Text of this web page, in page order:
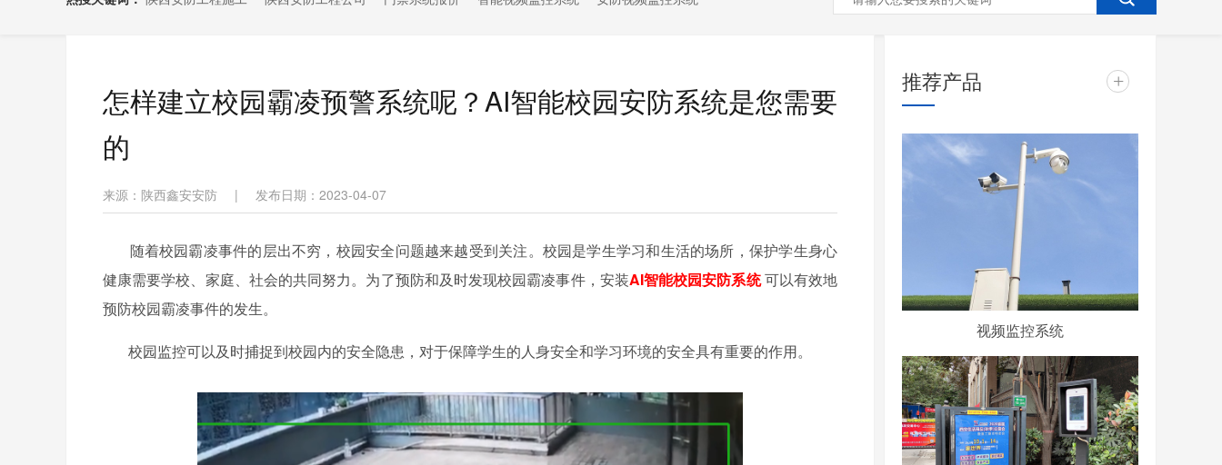
怎样建立校园霸凌预警系统呢？AI智能校园安防系统是您需要
的
来源：陕西鑫安安防 | 发布日期：2023-04-07
随着校园霸凌事件的层出不穷，校园安全问题越来越受到关注。校园是学生学习和生活的场所，保护学生身心
健康需要学校、家庭、社会的共同努力。为了预防和及时发现校园霸凌事件，安装AI智能校园安防系统可以有效地
预防校园霸凌事件的发生。
校园监控可以及时捕捉到校园内的安全隐患，对于保障学生的人身安全和学习环境的安全具有重要的作用。
推荐产品 +
视频监控系统